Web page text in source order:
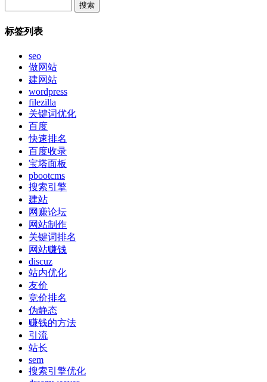
标签列表
seo
做网站
建网站
wordpress
filezilla
关键词优化
百度
快速排名
百度收录
宝塔面板
pbootcms
搜索引擎
建站
网赚论坛
网站制作
关键词排名
网站赚钱
discuz
站内优化
友价
竞价排名
伪静态
赚钱的方法
引流
站长
sem
搜索引擎优化